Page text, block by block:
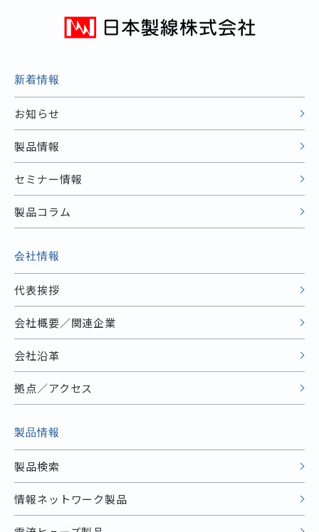
新着情報
お知らせ
製品情報
セミナー情報
製品コラム
会社情報
代表挨拶
会社概要／関連企業
会社沿革
拠点／アクセス
製品情報
製品検索
情報ネットワーク製品